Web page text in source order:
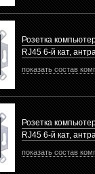
Розетка
RJ45 6-й кат,
показать состав
Розетка
RJ45 6-й кат,
показать состав